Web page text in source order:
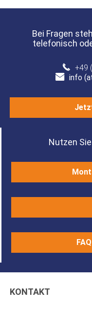
Bei Fragen
telefonisch
+49
info
Nutzen
KONTAKT